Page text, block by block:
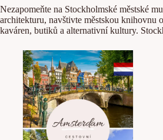
Nezapomeňte na Stockholmské městské
architekturu, navštivte městskou knihovnu
kaváren, butiků a alternativní kultury.